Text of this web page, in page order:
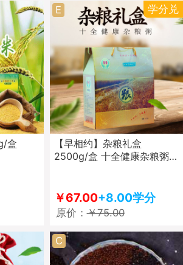
盒
E 学分兑
【早相约】杂粮礼盒
2500g/盒 十全健康杂粮粥
￥67.00+8.00学分
原价：￥75.00
C